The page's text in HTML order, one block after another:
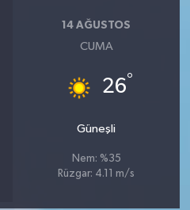
14 AĞUSTOS
CUMA
26°
Güneşli
Nem: %35
Rüzgar: 4.11 m/s